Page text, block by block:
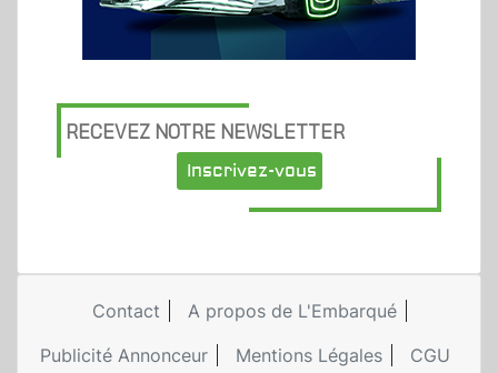
RECEVEZ NOTRE NEWSLETTER
Inscrivez-vous
Contact
A propos de L'Embarqué
Publicité Annonceur
Mentions Légales CGU